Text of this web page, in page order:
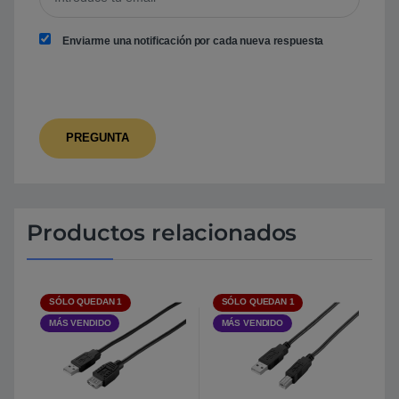
Enviarme una notificación por cada nueva respuesta
Productos relacionados
SÓLO QUEDAN 1
MÁS VENDIDO
SÓLO QUEDAN 1
MÁS VENDIDO